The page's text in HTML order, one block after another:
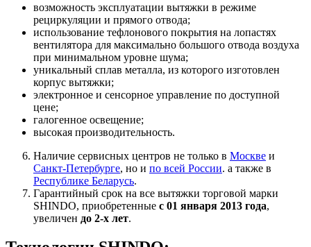
возможность эксплуатации вытяжки в режиме
рециркуляции и прямого отвода;
использование тефлонового покрытия на лопастях
вентилятора для максимально большого отвода воздуха
при минимальном уровне шума;
уникальный сплав металла, из которого изготовлен
корпус вытяжки;
электронное и сенсорное управление по доступной
цене;
галогенное освещение;
высокая производительность.
Наличие сервисных центров не только в Москве и
Санкт-Петербурге, но и по всей России. а также в
Республике Беларусь.
Гарантийный срок на все вытяжки торговой марки
SHINDO, приобретенные с 01 января 2013 года,
увеличен до 2-х лет.